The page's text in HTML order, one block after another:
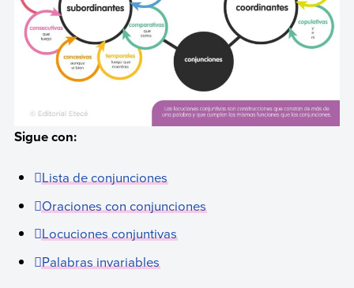
Sigue con:
Lista de conjunciones
Oraciones con conjunciones
Locuciones conjuntivas
Palabras invariables